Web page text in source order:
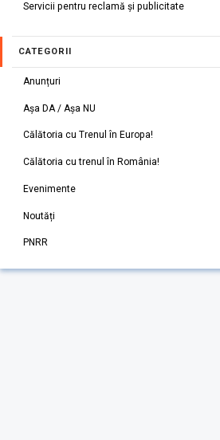
Servicii pentru reclamă și publicitate
CATEGORII
Anunțuri
Așa DA / Așa NU
Călătoria cu Trenul în Europa!
Călătoria cu trenul în România!
Evenimente
Noutăți
PNRR